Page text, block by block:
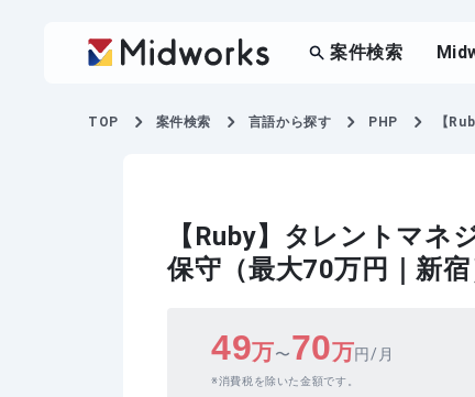
案件検索
TOP 案件検索 言語から探す PHP 【
【Ruby】タレントマ
保守（最大70万円｜新宿
49万〜70万円/月
消費税を除いた金額です。